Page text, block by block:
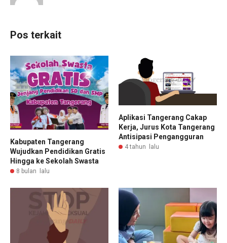
Pos terkait
Kabupaten Tangerang
Wujudkan Pendidikan Gratis
Hingga ke Sekolah Swasta
8 bulan lalu
Aplikasi Tangerang Cakap
Kerja, Jurus Kota Tangerang
Antisipasi Pengangguran
4 tahun lalu